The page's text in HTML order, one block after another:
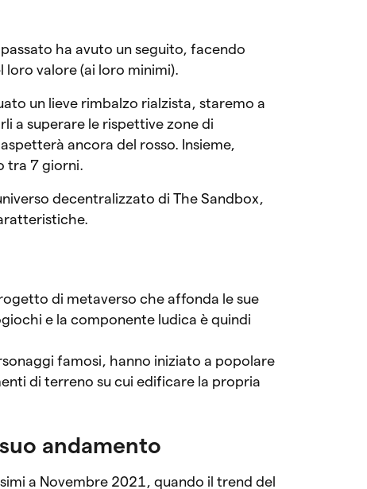
ha avuto un seguito, facendo
valore (ai loro minimi).
un lieve rimbalzo rialzista, staremo a
a superare le rispettive zone di
ancora del rosso. Insieme,
tra 7 giorni.
decentralizzato di The Sandbox,
di metaverso che affonda le sue
e la componente ludica è quindi
famosi, hanno iniziato a popolare
di terreno su cui edificare la propria
andamento
a Novembre 2021, quando il trend del